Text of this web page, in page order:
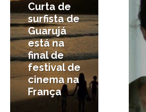
Curta de
surfista de
Guarujá
está na
final de
festival de
cinema na
França